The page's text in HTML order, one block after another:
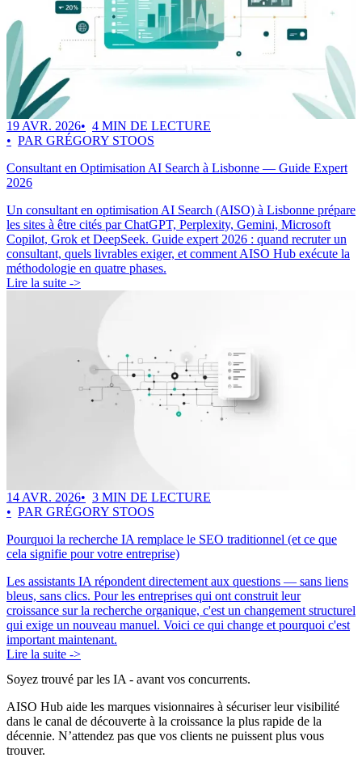
19 AVR. 2026
4 MIN DE LECTURE
PAR GRÉGORY STOOS
Consultant en Optimisation AI Search à Lisbonne — Guide Expert
2026
Un consultant en optimisation AI Search (AISO) à Lisbonne prépare
les sites à être cités par ChatGPT, Perplexity, Gemini, Microsoft
Copilot, Grok et DeepSeek. Guide expert 2026 : quand recruter un
consultant, quels livrables exiger, et comment AISO Hub exécute la
méthodologie en quatre phases.
Lire la suite ->
14 AVR. 2026
3 MIN DE LECTURE
PAR GRÉGORY STOOS
Pourquoi la recherche IA remplace le SEO traditionnel (et ce que
cela signifie pour votre entreprise)
Les assistants IA répondent directement aux questions — sans liens
bleus, sans clics. Pour les entreprises qui ont construit leur
croissance sur la recherche organique, c'est un changement structurel
qui exige un nouveau manuel. Voici ce qui change et pourquoi c'est
important maintenant.
Lire la suite ->
Soyez trouvé par les IA - avant vos concurrents.
AISO Hub aide les marques visionnaires à sécuriser leur visibilité
dans le canal de découverte à la croissance la plus rapide de la
décennie. N’attendez pas que vos clients ne puissent plus vous
trouver.